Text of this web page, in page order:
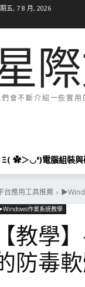
五, 7 8 月, 2026
們會不斷介紹一些實
Ξ( ✿＞◡❛)電腦組裝與
台應用工具推薦
作業系統教學
【教學
防毒